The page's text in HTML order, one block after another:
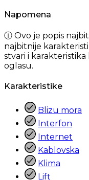
Napomena
ⓘ Ovo je popis
najbitnije
stvari i
oglasu.
Karakteristike
Blizu mora
Interfon
Internet
Kablovska
Klima
Lift